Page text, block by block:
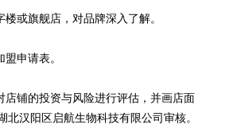
或旗舰店，对品牌深入了解。
申请表。
店铺的投资与风险进行评估，并画店面
北汉阳区启航生物科技有限公司审核。